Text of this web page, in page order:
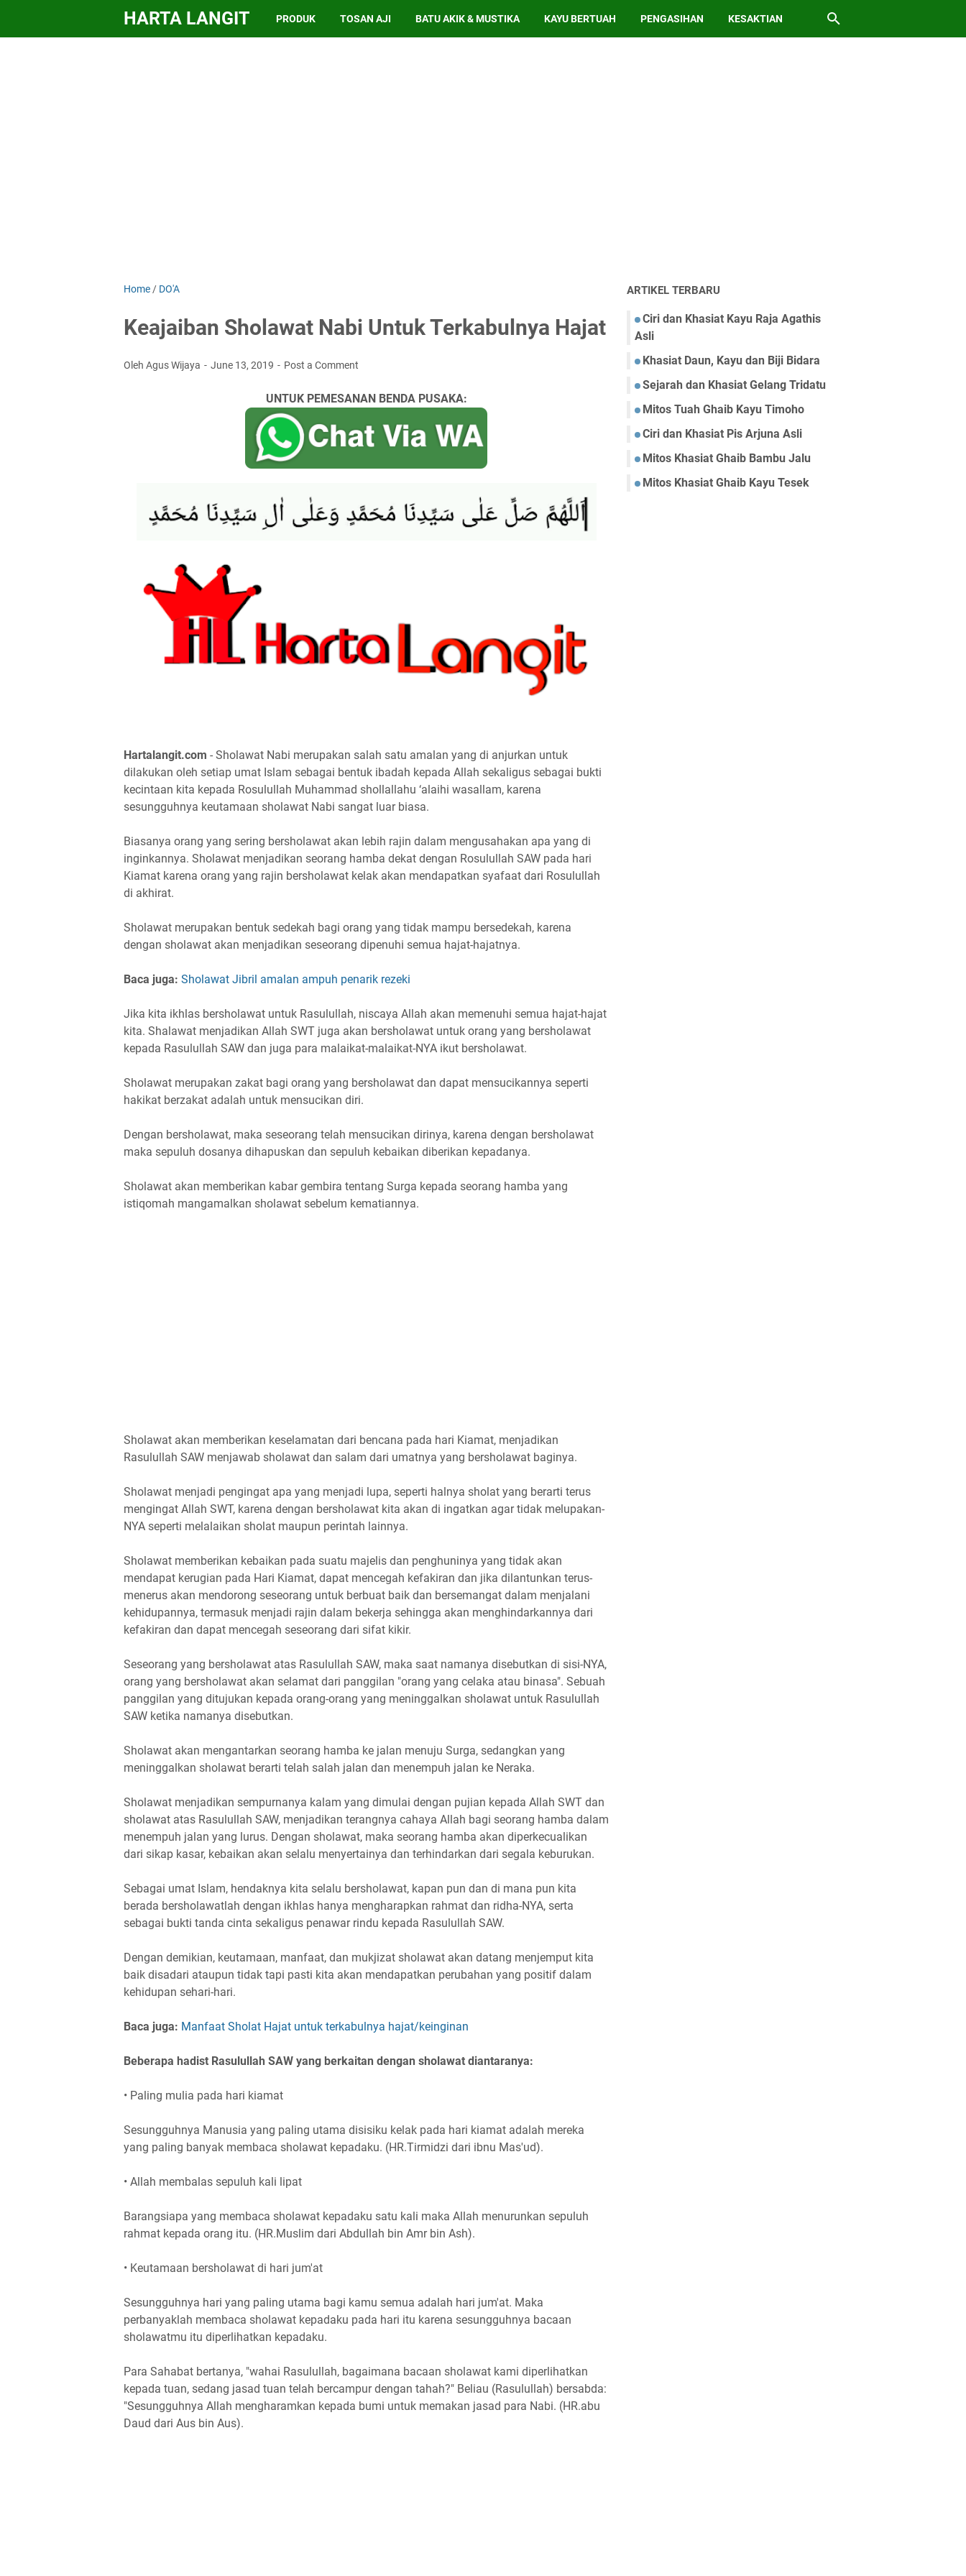
HARTA LANGIT PRODUK TOSAN AJI BATU AKIK & MUSTIKA KAYU BERTUAH PENGASIHAN KESAKTIAN
Home / DO'A
Keajaiban Sholawat Nabi Untuk Terkabulnya Hajat
Oleh Agus Wijaya June 13, 2019 Post a Comment
UNTUK PEMESANAN BENDA PUSAKA:
Hartalangit.com - Sholawat Nabi merupakan salah satu amalan yang di anjurkan untuk
dilakukan oleh setiap umat Islam sebagai bentuk ibadah kepada Allah sekaligus sebagai bukti
kecintaan kita kepada Rosulullah Muhammad shollallahu ‘alaihi wasallam, karena
sesungguhnya keutamaan sholawat Nabi sangat luar biasa.
Biasanya orang yang sering bersholawat akan lebih rajin dalam mengusahakan apa yang di
inginkannya. Sholawat menjadikan seorang hamba dekat dengan Rosulullah SAW pada hari
Kiamat karena orang yang rajin bersholawat kelak akan mendapatkan syafaat dari Rosulullah
di akhirat.
Sholawat merupakan bentuk sedekah bagi orang yang tidak mampu bersedekah, karena
dengan sholawat akan menjadikan seseorang dipenuhi semua hajat-hajatnya.
Baca juga: Sholawat Jibril amalan ampuh penarik rezeki
Jika kita ikhlas bersholawat untuk Rasulullah, niscaya Allah akan memenuhi semua hajat-hajat
kita. Shalawat menjadikan Allah SWT juga akan bersholawat untuk orang yang bersholawat
kepada Rasulullah SAW dan juga para malaikat-malaikat-NYA ikut bersholawat.
Sholawat merupakan zakat bagi orang yang bersholawat dan dapat mensucikannya seperti
hakikat berzakat adalah untuk mensucikan diri.
Dengan bersholawat, maka seseorang telah mensucikan dirinya, karena dengan bersholawat
maka sepuluh dosanya dihapuskan dan sepuluh kebaikan diberikan kepadanya.
Sholawat akan memberikan kabar gembira tentang Surga kepada seorang hamba yang
istiqomah mangamalkan sholawat sebelum kematiannya.
Sholawat akan memberikan keselamatan dari bencana pada hari Kiamat, menjadikan
Rasulullah SAW menjawab sholawat dan salam dari umatnya yang bersholawat baginya.
Sholawat menjadi pengingat apa yang menjadi lupa, seperti halnya sholat yang berarti terus
mengingat Allah SWT, karena dengan bersholawat kita akan di ingatkan agar tidak melupakan-
NYA seperti melalaikan sholat maupun perintah lainnya.
Sholawat memberikan kebaikan pada suatu majelis dan penghuninya yang tidak akan
mendapat kerugian pada Hari Kiamat, dapat mencegah kefakiran dan jika dilantunkan terus-
menerus akan mendorong seseorang untuk berbuat baik dan bersemangat dalam menjalani
kehidupannya, termasuk menjadi rajin dalam bekerja sehingga akan menghindarkannya dari
kefakiran dan dapat mencegah seseorang dari sifat kikir.
Seseorang yang bersholawat atas Rasulullah SAW, maka saat namanya disebutkan di sisi-NYA,
orang yang bersholawat akan selamat dari panggilan "orang yang celaka atau binasa". Sebuah
panggilan yang ditujukan kepada orang-orang yang meninggalkan sholawat untuk Rasulullah
SAW ketika namanya disebutkan.
Sholawat akan mengantarkan seorang hamba ke jalan menuju Surga, sedangkan yang
meninggalkan sholawat berarti telah salah jalan dan menempuh jalan ke Neraka.
Sholawat menjadikan sempurnanya kalam yang dimulai dengan pujian kepada Allah SWT dan
sholawat atas Rasulullah SAW, menjadikan terangnya cahaya Allah bagi seorang hamba dalam
menempuh jalan yang lurus. Dengan sholawat, maka seorang hamba akan diperkecualikan
dari sikap kasar, kebaikan akan selalu menyertainya dan terhindarkan dari segala keburukan.
Sebagai umat Islam, hendaknya kita selalu bersholawat, kapan pun dan di mana pun kita
berada bersholawatlah dengan ikhlas hanya mengharapkan rahmat dan ridha-NYA, serta
sebagai bukti tanda cinta sekaligus penawar rindu kepada Rasulullah SAW.
Dengan demikian, keutamaan, manfaat, dan mukjizat sholawat akan datang menjemput kita
baik disadari ataupun tidak tapi pasti kita akan mendapatkan perubahan yang positif dalam
kehidupan sehari-hari.
Baca juga: Manfaat Sholat Hajat untuk terkabulnya hajat/keinginan
Beberapa hadist Rasulullah SAW yang berkaitan dengan sholawat diantaranya:
• Paling mulia pada hari kiamat
Sesungguhnya Manusia yang paling utama disisiku kelak pada hari kiamat adalah mereka
yang paling banyak membaca sholawat kepadaku. (HR.Tirmidzi dari ibnu Mas'ud).
• Allah membalas sepuluh kali lipat
Barangsiapa yang membaca sholawat kepadaku satu kali maka Allah menurunkan sepuluh
rahmat kepada orang itu. (HR.Muslim dari Abdullah bin Amr bin Ash).
• Keutamaan bersholawat di hari jum'at
Sesungguhnya hari yang paling utama bagi kamu semua adalah hari jum'at. Maka
perbanyaklah membaca sholawat kepadaku pada hari itu karena sesungguhnya bacaan
sholawatmu itu diperlihatkan kepadaku.
Para Sahabat bertanya, "wahai Rasulullah, bagaimana bacaan sholawat kami diperlihatkan
kepada tuan, sedang jasad tuan telah bercampur dengan tahah?" Beliau (Rasulullah) bersabda:
"Sesungguhnya Allah mengharamkan kepada bumi untuk memakan jasad para Nabi. (HR.abu
Daud dari Aus bin Aus).
ARTIKEL TERBARU
Ciri dan Khasiat Kayu Raja Agathis
Asli
Khasiat Daun, Kayu dan Biji Bidara
Sejarah dan Khasiat Gelang Tridatu
Mitos Tuah Ghaib Kayu Timoho
Ciri dan Khasiat Pis Arjuna Asli
Mitos Khasiat Ghaib Bambu Jalu
Mitos Khasiat Ghaib Kayu Tesek